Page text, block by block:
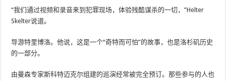
“我们通过视频和录音来到犯罪现场，体验残酷谋杀的一切，”Helter
Skelter说道。
导游特里博洛。他说，这是一个“奇特而可怕”的故事，也是洛杉矶历史
的一部分。
由曼森专家斯科特迈克尔组建的巡演经常被完全预订。那些参与的人也